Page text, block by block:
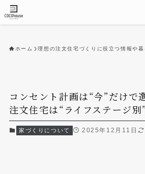
ホーム 理想の注文住宅づくりに役立つ情報や暮
コンセント計画は“今”だけで
注文住宅は“ライフステージ別
家づくりについて 2025年12月11日